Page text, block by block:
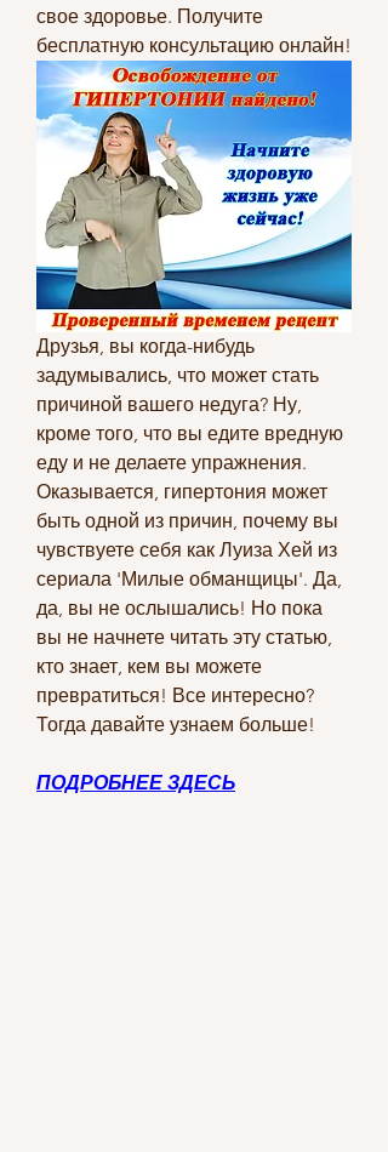
свое здоровье. Получите
бесплатную консультацию онлайн!
Друзья, вы когда-нибудь
задумывались, что может стать
причиной вашего недуга? Ну,
кроме того, что вы едите вредную
еду и не делаете упражнения.
Оказывается, гипертония может
быть одной из причин, почему вы
чувствуете себя как Луиза Хей из
сериала 'Милые обманщицы'. Да,
да, вы не ослышались! Но пока
вы не начнете читать эту статью,
кто знает, кем вы можете
превратиться! Все интересно?
Тогда давайте узнаем больше!
ПОДРОБНЕЕ ЗДЕСЬ